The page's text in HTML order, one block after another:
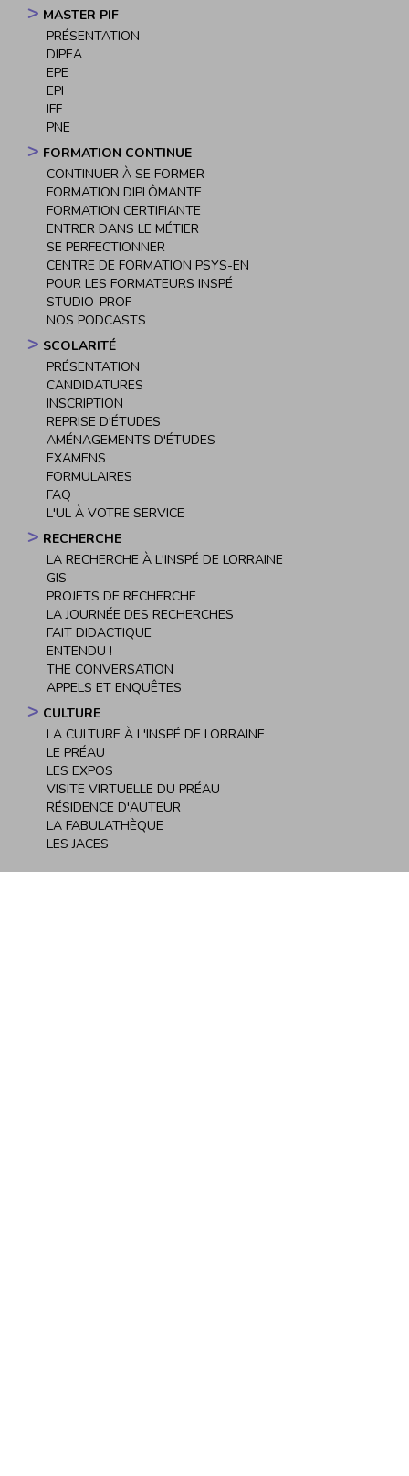
MASTER PIF
PRÉSENTATION
DIPEA
EPE
EPI
IFF
PNE
FORMATION CONTINUE
CONTINUER À SE FORMER
FORMATION DIPLÔMANTE
FORMATION CERTIFIANTE
ENTRER DANS LE MÉTIER
SE PERFECTIONNER
CENTRE DE FORMATION PSYS-EN
POUR LES FORMATEURS INSPÉ
STUDIO-PROF
NOS PODCASTS
SCOLARITÉ
PRÉSENTATION
CANDIDATURES
INSCRIPTION
REPRISE D'ÉTUDES
AMÉNAGEMENTS D'ÉTUDES
EXAMENS
FORMULAIRES
FAQ
L'UL À VOTRE SERVICE
RECHERCHE
LA RECHERCHE À L'INSPÉ DE LORRAINE
GIS
PROJETS DE RECHERCHE
LA JOURNÉE DES RECHERCHES
FAIT DIDACTIQUE
ENTENDU !
THE CONVERSATION
APPELS ET ENQUÊTES
CULTURE
LA CULTURE À L'INSPÉ DE LORRAINE
LE PRÉAU
LES EXPOS
VISITE VIRTUELLE DU PRÉAU
RÉSIDENCE D'AUTEUR
LA FABULATHÈQUE
LES JACES